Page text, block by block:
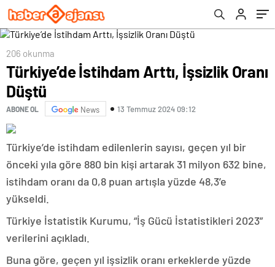
206 okunma
Türkiye’de İstihdam Arttı, İşsizlik Oranı
Düştü
ABONE OL News 13 Temmuz 2024 09:12
Türkiye’de istihdam edilenlerin sayısı, geçen yıl bir
önceki yıla göre 880 bin kişi artarak 31 milyon 632 bine,
istihdam oranı da 0,8 puan artışla yüzde 48,3’e
yükseldi.
Türkiye İstatistik Kurumu, “İş Gücü İstatistikleri 2023”
verilerini açıkladı.
Buna göre, geçen yıl işsizlik oranı erkeklerde yüzde